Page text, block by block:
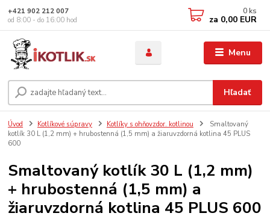
Menu
Hľadať
+421 902 212 007
od 8:00 - do 16:00 hod
0 ks
za 0,00 EUR
Úvod Kotlíkové súpravy Kotlíky s ohňovzdor. kotlinou
Smaltovaný
kotlík 30 L (1,2 mm) + hrubostenná (1,5 mm) a žiaruvzdorná kotlina 45 PLUS
600
Smaltovaný kotlík 30 L (1,2 mm)
+ hrubostenná (1,5 mm) a
žiaruvzdorná kotlina 45 PLUS 600